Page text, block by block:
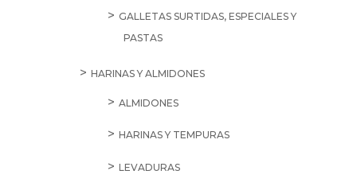
GALLETAS SURTIDAS, ESPECIALES Y
PASTAS
HARINAS Y ALMIDONES
ALMIDONES
HARINAS Y TEMPURAS
LEVADURAS